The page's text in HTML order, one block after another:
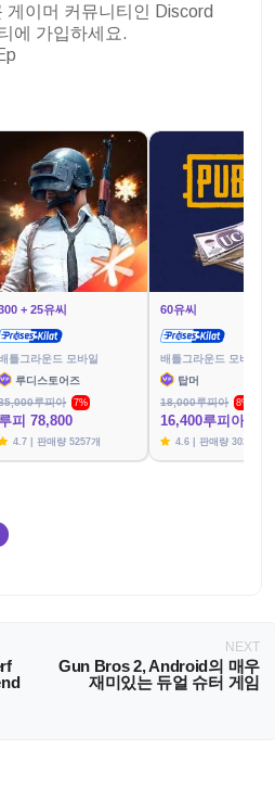
게이머 커뮤니티인 Discord
에 가입하세요.
+ 25유씨
틀그라운드 모바일
루디스토어즈
루피아
7%
루피 78,800
4.7 | 판매량 5257개
60유씨
배틀그라운드 모바일
탑머
18,000루피아
8%
16,400루피아
4.6 | 판매량 3020
NEXT
Gun Bros 2, Android의 매우
재미있는 듀얼 슈터 게임